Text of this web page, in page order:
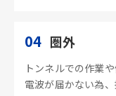
04 圏外
トンネルでの作業
電波が届かない為